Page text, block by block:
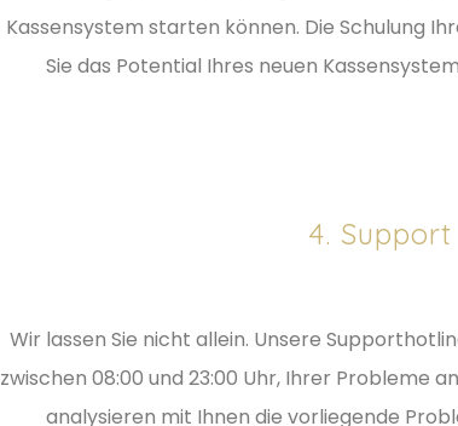
Kassensystem starten können. Die Schulung
Sie das Potential Ihres neuen
4. Support
Wir lassen Sie nicht allein. Unsere
zwischen 08:00 und 23:00 Uhr, Ihrer Probleme
analysieren mit Ihnen die vorliegende